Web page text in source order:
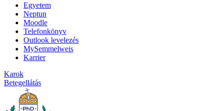
Egyetem
Neptun
Moodle
Telefonkönyv
Outlook levelezés
MySemmelweis
Karrier
Karok
Betegellátás